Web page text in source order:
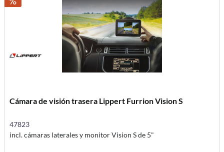
Cámara de visión trasera Lippert Furrion Vision S
47823
incl. cámaras laterales y monitor Vision S de 5"